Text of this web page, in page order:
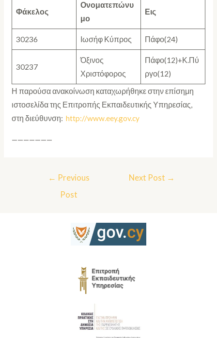
Φάκελος
Ονοματεπώνυ
μο
Εις
30236 Ιωσήφ Κύπρος Πάφο(24)
30237
Όξινος
Χριστόφορος
Πάφο(12)+Κ.Πύ
ργο(12)
Η παρούσα ανακοίνωση καταχωρήθηκε στην επίσημη
ιστοσελίδα της Επιτροπής Εκπαιδευτικής Υπηρεσίας,
στη διεύθυνση: http://www.eey.gov.cy
———————
← Previous
Post
Next Post →